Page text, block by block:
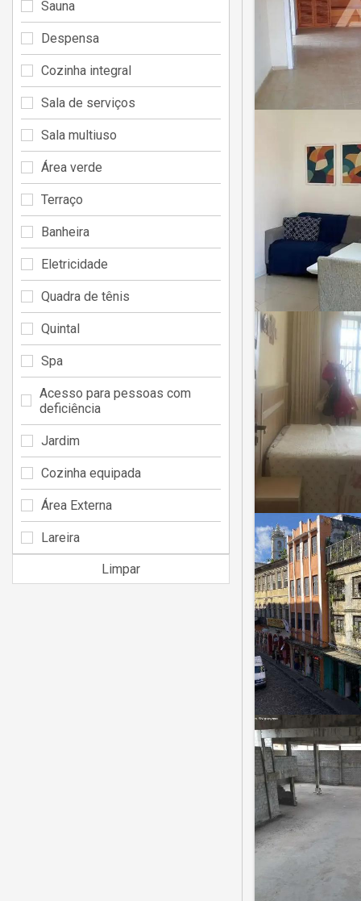
Sauna
Despensa
Cozinha integral
Sala de serviços
Sala multiuso
Área verde
Terraço
Banheira
Eletricidade
Quadra de tênis
Quintal
Spa
Acesso para pessoas com
deficiência
Jardim
Cozinha equipada
Área Externa
Lareira
Limpar